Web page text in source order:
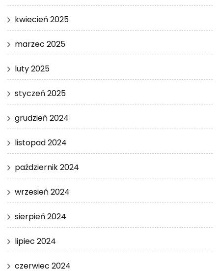
kwiecień 2025
marzec 2025
luty 2025
styczeń 2025
grudzień 2024
listopad 2024
październik 2024
wrzesień 2024
sierpień 2024
lipiec 2024
czerwiec 2024